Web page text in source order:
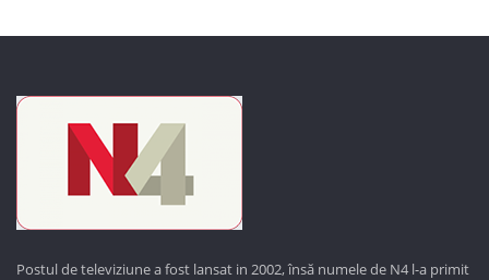
Postul de televiziune a fost lansat in 2002, însă numele de N4 l-a primit